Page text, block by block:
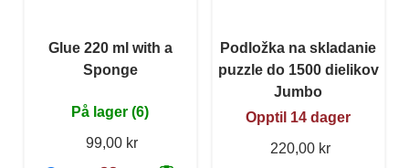
Glue 220 ml with a
Sponge
På lager (6)
99,00 kr
Podložka na skladanie
puzzle do 1500 dielikov
Jumbo
Opptil 14 dager
220,00 kr